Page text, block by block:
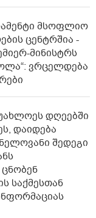
მსოფლიო
ცენტრშია -
მინისტრს
ვრცელდება
დღეებში
დაიდება
შედეგი
საქმესთან